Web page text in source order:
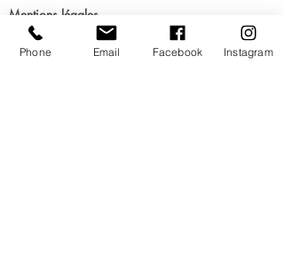
Mentions légales
Conditions générales de vente - particuliers
Phone Email Facebook Instagram